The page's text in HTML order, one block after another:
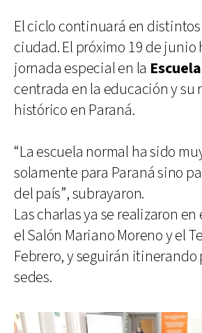
El ciclo continuará en
ciudad. El próximo 19 de junio
jornada especial en la
centrada en la educación y su
histórico en Paraná.
“La escuela normal ha sido
solamente para Paraná sino
del país”, subrayaron.
Las charlas ya se realizaron
el Salón Mariano Moreno y el
Febrero, y seguirán
sedes.